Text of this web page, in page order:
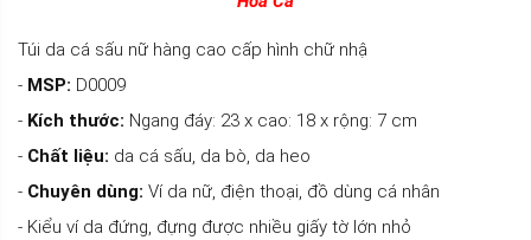
Túi da cá sấu nữ hàng cao cấp hình chữ nhậ
- MSP: D0009
- Kích thước: Ngang đáy: 23 x cao: 18 x rộng: 7 cm
- Chất liệu: da cá sấu, da bò, da heo
- Chuyên dùng: Ví da nữ, điện thoại, đồ dùng cá nhân
- Kiểu ví da đứng, đựng được nhiều giấy tờ lớn nhỏ